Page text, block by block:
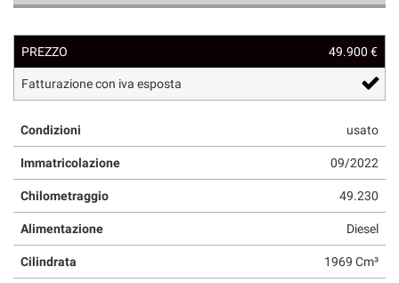
PREZZO 49.900 €
Fatturazione con iva esposta
Condizioni usato
Immatricolazione 09/2022
Chilometraggio 49.230
Alimentazione Diesel
Cilindrata 1969 Cm³